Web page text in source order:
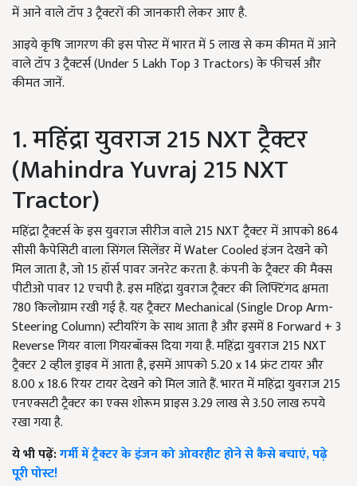
में आने वाले टॉप 3 ट्रैक्टरों की जानकारी लेकर आए है.
आइये कृषि जागरण की इस पोस्ट में भारत में 5 लाख से कम कीमत में आने
वाले टॉप 3 ट्रैक्टर्स (Under 5 Lakh Top 3 Tractors) के फीचर्स और
कीमत जानें.
1. महिंद्रा युवराज 215 NXT ट्रैक्टर
(Mahindra Yuvraj 215 NXT
Tractor)
महिंद्रा ट्रैक्टर्स के इस युवराज सीरीज वाले 215 NXT ट्रैक्टर में आपको 864
सीसी कैपेसिटी वाला सिंगल सिलेंडर में Water Cooled इंजन देखने को
मिल जाता है, जो 15 हॉर्स पावर जनरेट करता है. कंपनी के ट्रैक्टर की मैक्स
पीटीओ पावर 12 एचपी है. इस महिंद्रा युवराज ट्रैक्टर की लिफ्टिंगद क्षमता
780 किलोग्राम रखी गई है. यह ट्रैक्टर Mechanical (Single Drop Arm-
Steering Column) स्टीयरिंग के साथ आता है और इसमें 8 Forward + 3
Reverse गियर वाला गियरबॉक्स दिया गया है. महिंद्रा युवराज 215 NXT
ट्रैक्टर 2 व्हील ड्राइव में आता है, इसमें आपको 5.20 x 14 फ्रंट टायर और
8.00 x 18.6 रियर टायर देखने को मिल जाते हैं. भारत में महिंद्रा युवराज 215
एनएक्सटी ट्रैक्टर का एक्स शोरूम प्राइस 3.29 लाख से 3.50 लाख रुपये
रखा गया है.
ये भी पढ़ें:गर्मी में ट्रैक्टर के इंजन को ओवरहीट होने से कैसे बचाएं, पढ़े
पूरी पोस्ट!